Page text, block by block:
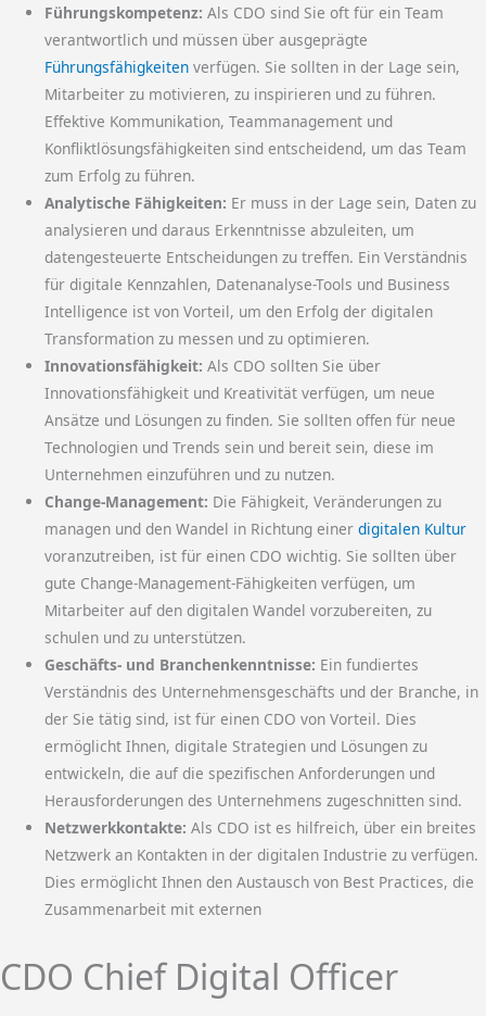
Führungskompetenz: Als CDO sind Sie oft für ein Team
verantwortlich und müssen über ausgeprägte
Führungsfähigkeiten verfügen. Sie sollten in der Lage sein,
Mitarbeiter zu motivieren, zu inspirieren und zu führen.
Effektive Kommunikation, Teammanagement und
Konfliktlösungsfähigkeiten sind entscheidend, um das Team
zum Erfolg zu führen.
Analytische Fähigkeiten: Er muss in der Lage sein, Daten zu
analysieren und daraus Erkenntnisse abzuleiten, um
datengesteuerte Entscheidungen zu treffen. Ein Verständnis
für digitale Kennzahlen, Datenanalyse-Tools und Business
Intelligence ist von Vorteil, um den Erfolg der digitalen
Transformation zu messen und zu optimieren.
Innovationsfähigkeit: Als CDO sollten Sie über
Innovationsfähigkeit und Kreativität verfügen, um neue
Ansätze und Lösungen zu finden. Sie sollten offen für neue
Technologien und Trends sein und bereit sein, diese im
Unternehmen einzuführen und zu nutzen.
Change-Management: Die Fähigkeit, Veränderungen zu
managen und den Wandel in Richtung einerdigitalen Kultur
voranzutreiben, ist für einen CDO wichtig. Sie sollten über
gute Change-Management-Fähigkeiten verfügen, um
Mitarbeiter auf den digitalen Wandel vorzubereiten, zu
schulen und zu unterstützen.
Geschäfts- und Branchenkenntnisse: Ein fundiertes
Verständnis des Unternehmensgeschäfts und der Branche, in
der Sie tätig sind, ist für einen CDO von Vorteil. Dies
ermöglicht Ihnen, digitale Strategien und Lösungen zu
entwickeln, die auf die spezifischen Anforderungen und
Herausforderungen des Unternehmens zugeschnitten sind.
Netzwerkkontakte: Als CDO ist es hilfreich, über ein breites
Netzwerk an Kontakten in der digitalen Industrie zu verfügen.
Dies ermöglicht Ihnen den Austausch von Best Practices, die
Zusammenarbeit mit externen
CDO Chief Digital Officer